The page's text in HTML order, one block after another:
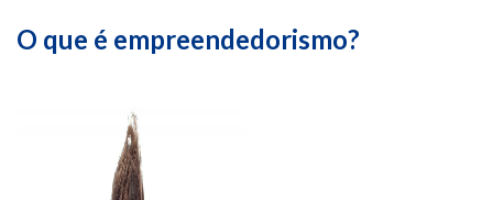
O que é empreendedorismo?